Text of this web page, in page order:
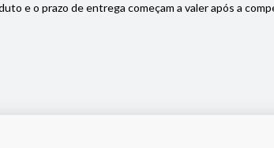
e o prazo de entrega começam a valer após a